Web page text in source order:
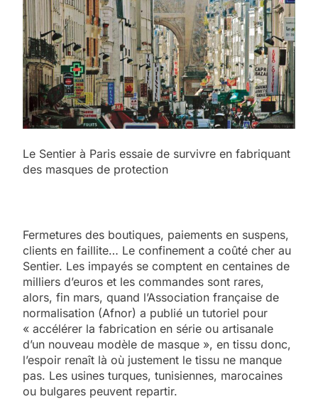
Le Sentier à Paris essaie de survivre en fabriquant
des masques de protection
Fermetures des boutiques, paiements en suspens,
clients en faillite… Le confinement a coûté cher au
Sentier. Les impayés se comptent en centaines de
milliers d’euros et les commandes sont rares,
alors, fin mars, quand l’Association française de
normalisation (Afnor) a publié un tutoriel pour
« accélérer la fabrication en série ou artisanale
d’un nouveau modèle de masque », en tissu donc,
l’espoir renaît là où justement le tissu ne manque
pas. Les usines turques, tunisiennes, marocaines
ou bulgares peuvent repartir.